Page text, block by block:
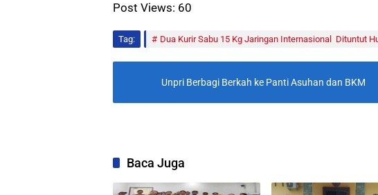
Post Views: 60
Tag: Dua Kurir Sabu 15 Kg Jaringan Internasional Dituntut
Unpri Berbagi Berkah ke Panti Asuhan dan BKM
Baca Juga